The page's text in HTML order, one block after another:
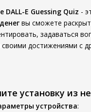
DALL-E Guessing Quiz -
вы сможете
задаваться
своими достижениями с
установку из
устройства: